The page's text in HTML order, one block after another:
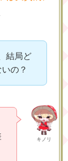
結局ど
の？
キノリ